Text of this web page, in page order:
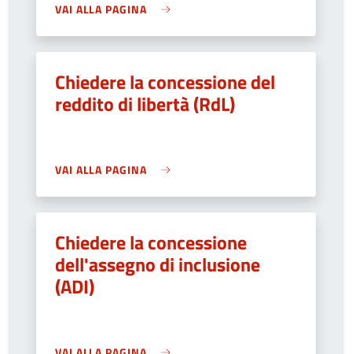
VAI ALLA PAGINA
Chiedere la concessione del
reddito di libertà (RdL)
VAI ALLA PAGINA
Chiedere la concessione
dell'assegno di inclusione
(ADI)